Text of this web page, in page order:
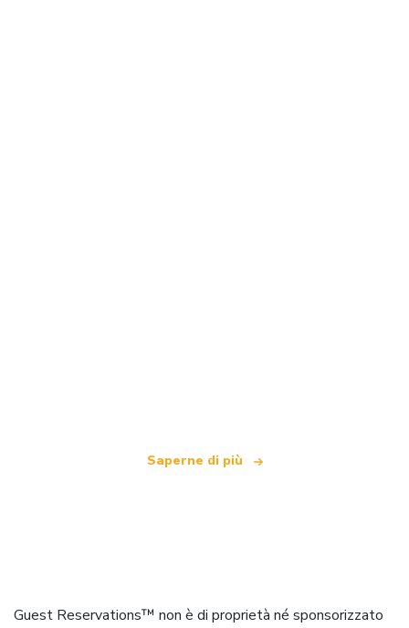
Saperne di più
Guest Reservations™ non è di proprietà né sponsorizzato